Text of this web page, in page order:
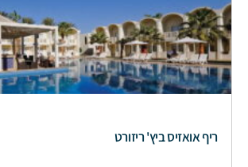
ריף אואזיס ביץ' ריזורט